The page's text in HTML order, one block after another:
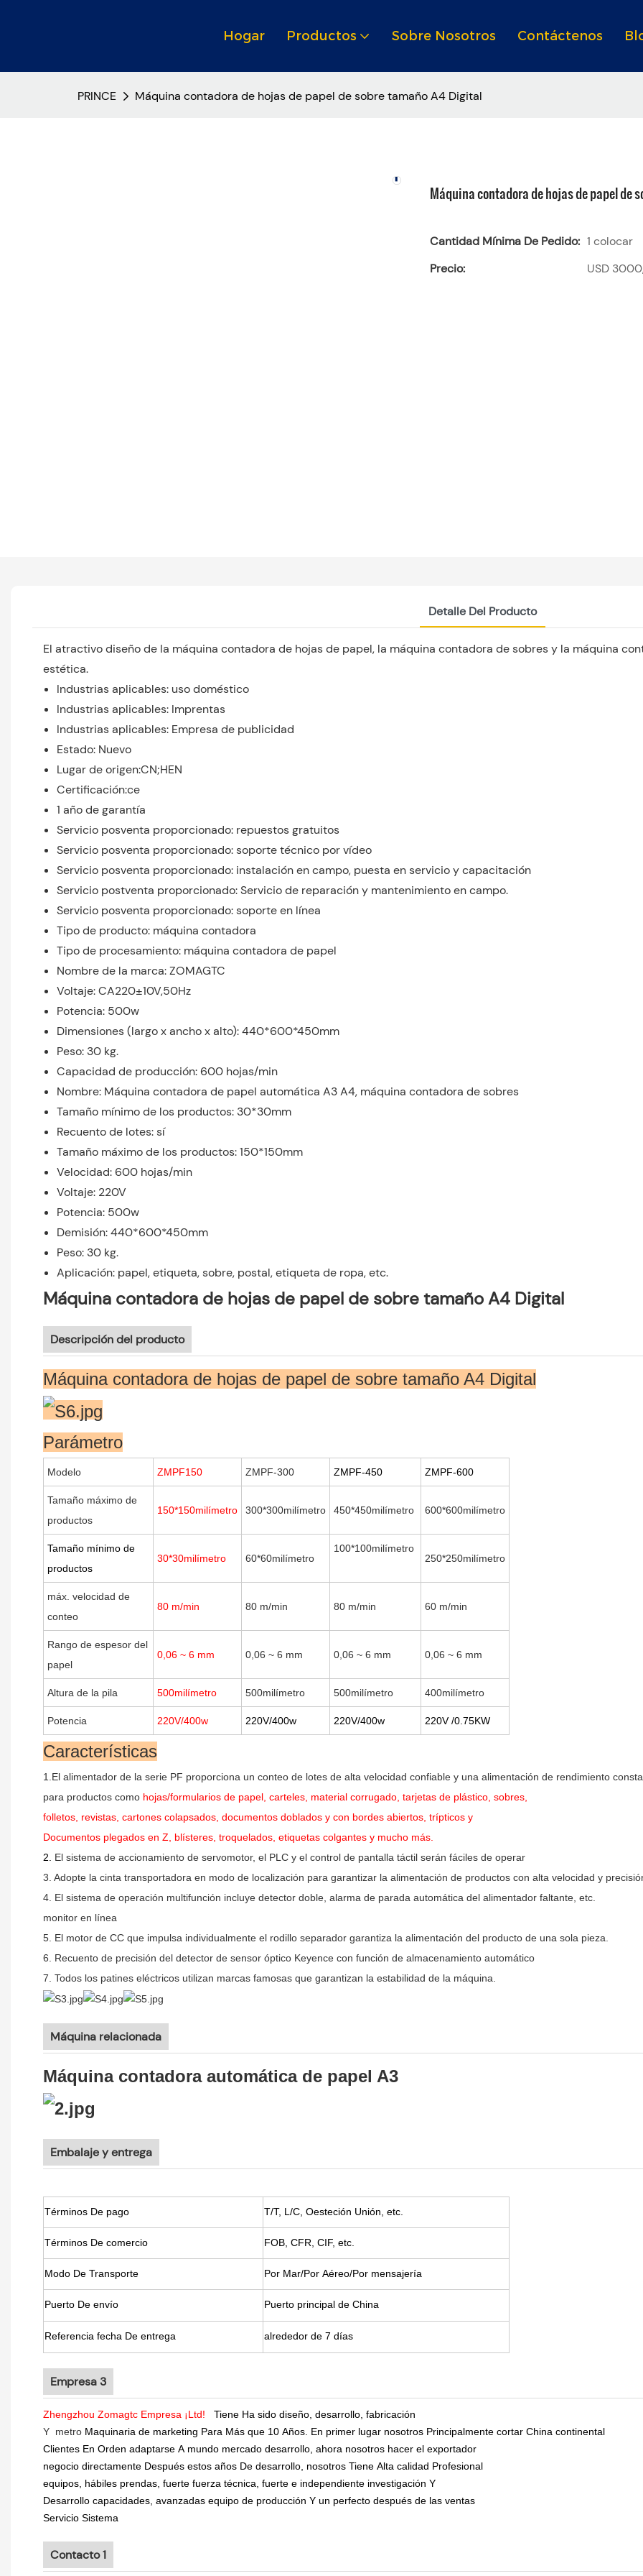
Hogar Productos Sobre Nosotros Contáctenos
PRINCE Máquina contadora de hojas de papel de sobre tamaño A4 Digital
Máquina contadora de hojas de papel de
Cantidad Mínima De Pedido: 1 colocar
Precio:
USD
Detalle Del Producto
El atractivo diseño de la máquina contadora de hojas de papel, la máquina contadora de sobres y la máquina
estética.
Industrias aplicables: uso doméstico
Industrias aplicables: Imprentas
Industrias aplicables: Empresa de publicidad
Estado: Nuevo
Lugar de origen:CN;HEN
Certificación:ce
1 año de garantía
Servicio posventa proporcionado: repuestos gratuitos
Servicio posventa proporcionado: soporte técnico por vídeo
Servicio posventa proporcionado: instalación en campo, puesta en servicio y capacitación
Servicio postventa proporcionado: Servicio de reparación y mantenimiento en campo.
Servicio posventa proporcionado: soporte en línea
Tipo de producto: máquina contadora
Tipo de procesamiento: máquina contadora de papel
Nombre de la marca: ZOMAGTC
Voltaje: CA220±10V,50Hz
Potencia: 500w
Dimensiones (largo x ancho x alto): 440*600*450mm
Peso: 30 kg.
Capacidad de producción: 600 hojas/min
Nombre: Máquina contadora de papel automática A3 A4, máquina contadora de sobres
Tamaño mínimo de los productos: 30*30mm
Recuento de lotes: sí
Tamaño máximo de los productos: 150*150mm
Velocidad: 600 hojas/min
Voltaje: 220V
Potencia: 500w
Demisión: 440*600*450mm
Peso: 30 kg.
Aplicación: papel, etiqueta, sobre, postal, etiqueta de ropa, etc.
Máquina contadora de hojas de papel de sobre tamaño A4 Digital
Descripción del producto
Máquina contadora de hojas de papel de sobre tamaño A4 Digital
Parámetro
Modelo ZMPF150 ZMPF-300 ZMPF-450 ZMPF-600
Tamaño máximo de
productos
150*150milímetro 300*300milímetro 450*450milímetro 600*600milímetro
Tamaño mínimo de
productos
30*30milímetro 60*60milímetro
100*100milímetro
250*250milímetro
máx. velocidad de
conteo
80 m/min 80 m/min 80 m/min 60 m/min
Rango de espesor del
papel
0,06 ~ 6 mm 0,06 ~ 6 mm 0,06 ~ 6 mm 0,06 ~ 6 mm
Altura de la pila 500milímetro 500milímetro 500milímetro 400milímetro
Potencia 220V/400w 220V/400w 220V/400w 220V /0.75KW
Características
1.El alimentador de la serie PF proporciona un conteo de lotes de alta velocidad confiable y una alimentación de rendimiento
para productos como hojas/formularios de papel, carteles, material corrugado, tarjetas de plástico, sobres,
folletos, revistas, cartones colapsados, documentos doblados y con bordes abiertos, trípticos y
Documentos plegados en Z, blísteres, troquelados, etiquetas colgantes y mucho más.
2. El sistema de accionamiento de servomotor, el PLC y el control de pantalla táctil serán fáciles de operar
3. Adopte la cinta transportadora en modo de localización para garantizar la alimentación de productos con alta velocidad y
4. El sistema de operación multifunción incluye detector doble, alarma de parada automática del alimentador faltante, etc.
monitor en línea
5. El motor de CC que impulsa individualmente el rodillo separador garantiza la alimentación del producto de una sola pieza.
6. Recuento de precisión del detector de sensor óptico Keyence con función de almacenamiento automático
7. Todos los patines eléctricos utilizan marcas famosas que garantizan la estabilidad de la máquina.
Máquina relacionada
Máquina contadora automática de papel A3
Embalaje y entrega
Términos De pago T/T, L/C, Oesteción Unión, etc.
Términos De comercio FOB, CFR, CIF, etc.
Modo De Transporte Por Mar/Por Aéreo/Por mensajería
Puerto De envío Puerto principal de China
Referencia fecha De entrega alrededor de 7 días
Empresa 3
Zhengzhou Zomagtc Empresa ¡Ltd!
Tiene Ha sido diseño, desarrollo, fabricación
Y metro Maquinaria de marketing Para Más que 10 Años. En primer lugar nosotros Principalmente cortar China continental
Clientes En Orden adaptarse A mundo mercado desarrollo, ahora nosotros hacer el exportador
negocio directamente Después estos años De desarrollo, nosotros Tiene Alta calidad Profesional
equipos, hábiles prendas, fuerte fuerza técnica, fuerte e independiente investigación Y
Desarrollo capacidades, avanzadas equipo de producción Y un perfecto después de las ventas
Servicio Sistema
Contacto 1